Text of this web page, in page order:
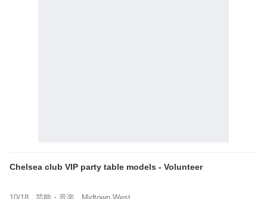
Chelsea club VIP party table models - Volunteer